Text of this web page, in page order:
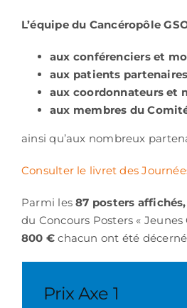
L’équipe du Cancéropôle
aux conférenciers et
aux patients
aux coordonnateurs et
aux membres du
ainsi qu’aux nombreux
Consulter le livret des
Parmi les87 posters
du Concours Posters «
800 € chacun ont été
Prix Axe 1